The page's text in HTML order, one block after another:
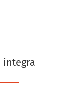
integra